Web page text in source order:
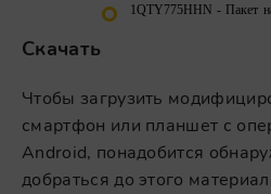
1QTY775HHN - Пакет
Скачать
Чтобы загрузить
смартфон или планшет с
Android, понадобится
добраться до этого